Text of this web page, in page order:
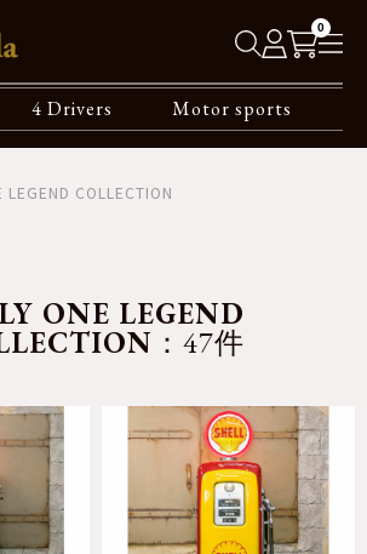
0
4 Drivers Motor sports
LEGEND COLLECTION
ONE LEGEND
：47件